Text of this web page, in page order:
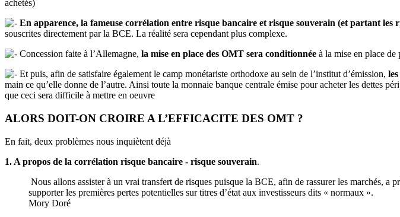
achetés)
En apparence, la fameuse corrélation entre risque bancaire et risque souverain (et partant les
souscrites directement par la BCE. La réalité sera cependant plus complexe.
Concession faite à l’Allemagne, la mise en place des OMT sera conditionnée à la mise en place de
Et puis, afin de satisfaire également le camp monétariste orthodoxe au sein de l’institut d’émission,
main ce qu’elle donne de l’autre. Ainsi toute la monnaie banque centrale émise pour acheter les dettes
que ceci sera difficile à mettre en oeuvre
ALORS DOIT-ON CROIRE A L’EFFICACITE DES OMT ?
En fait, deux problèmes nous inquiètent déjà
1. A propos de la corrélation risque bancaire - risque souverain.
Nous allons assister à un vrai transfert de risques puisque la BCE, afin de rassurer les marchés, a
supporter les premières pertes potentielles sur titres d’état aux investisseurs dits « normaux ».
Mory Doré